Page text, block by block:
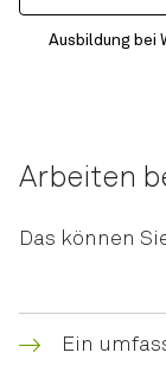
Ausbildung bei
Arbeiten
Das können
Ein